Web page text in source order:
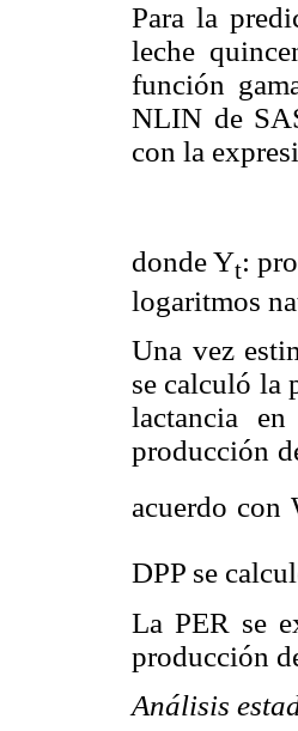
Para la
leche
función
NLIN de
con la
donde Yt:
logaritmos
Una vez
se calculó la
lactancia
producción
acuerdo con
DPP se
La PER se
producción
Análisis